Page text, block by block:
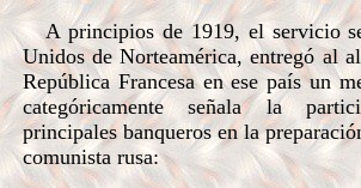
A principios de 1919, el servicio
Unidos de Norteamérica, entregó al
República Francesa en ese país un
categóricamente señala la
principales banqueros en la
comunista rusa: